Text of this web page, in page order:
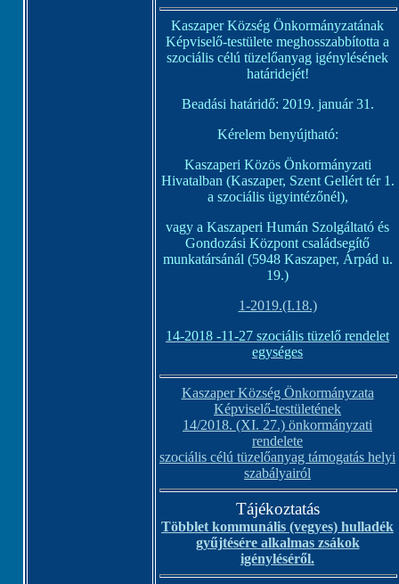
Kaszaper Község Önkormányzatának
Képviselő-testülete meghosszabbította a
szociális célú tüzelőanyag igénylésének
határidejét!
Beadási határidő: 2019. január 31.
Kérelem benyújtható:
Kaszaperi Közös Önkormányzati
Hivatalban (Kaszaper, Szent Gellért tér 1.
a szociális ügyintézőnél),
vagy a Kaszaperi Humán Szolgáltató és
Gondozási Központ családsegítő
munkatársánál (5948 Kaszaper, Árpád u.
19.)
1-2019.(I.18.)
14-2018 -11-27 szociális tüzelő rendelet
egységes
Kaszaper Község Önkormányzata
Képviselő-testületének
14/2018. (XI. 27.) önkormányzati
rendelete
szociális célú tüzelőanyag támogatás helyi
szabályairól
Tájékoztatás
Többlet kommunális (vegyes) hulladék
gyűjtésére alkalmas zsákok
igényléséről.